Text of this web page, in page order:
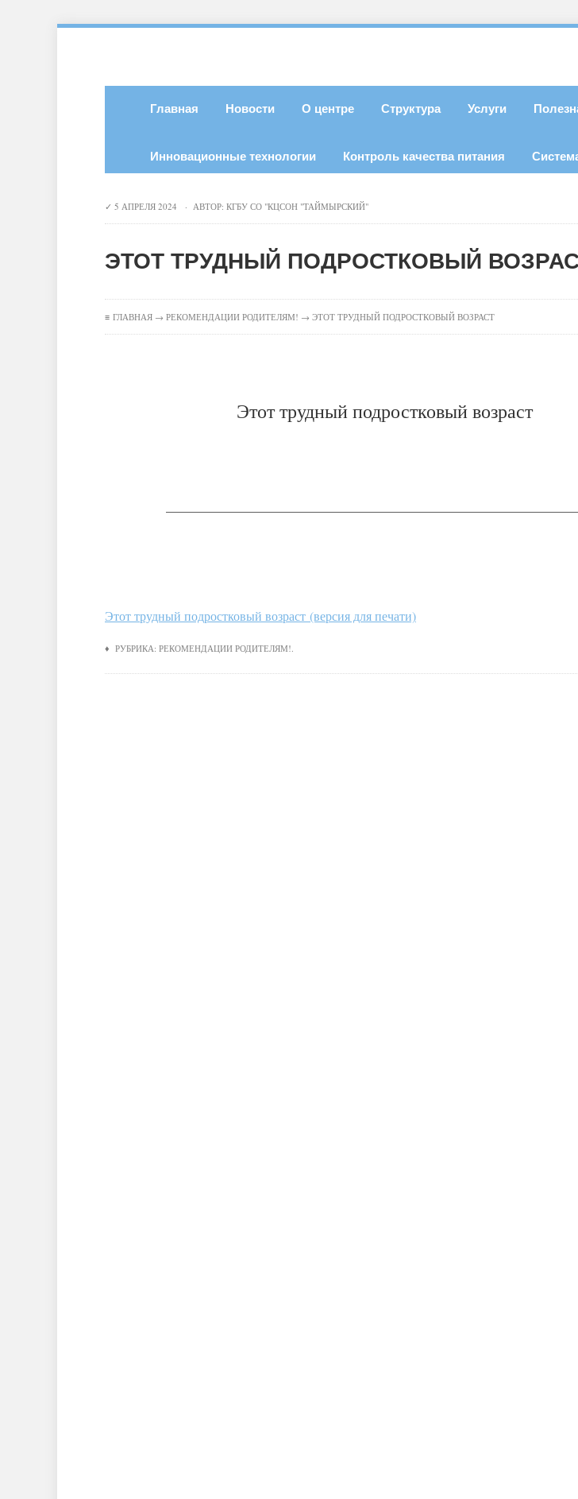
Главная Новости О центре Структура Услуги
Инновационные технологии Контроль качества питания
5 АПРЕЛЯ 2024 · АВТОР: КГБУ СО "КЦСОН "ТАЙМЫРСКИЙ"
ЭТОТ ТРУДНЫЙ ПОДРОСТКОВЫЙ
≡ ГЛАВНАЯ → РЕКОМЕНДАЦИИ РОДИТЕЛЯМ! → ЭТОТ ТРУДНЫЙ ПОДРОСТКОВЫЙ ВОЗРАСТ
Этот трудный подростковый возраст
Этот трудный подростковый возраст (версия для печати)
♦ РУБРИКА: РЕКОМЕНДАЦИИ РОДИТЕЛЯМ!.